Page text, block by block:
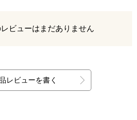
ビューはまだありません
レビューを書く